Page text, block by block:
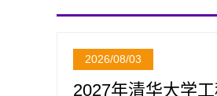
2026/08/03
2027年清华大学